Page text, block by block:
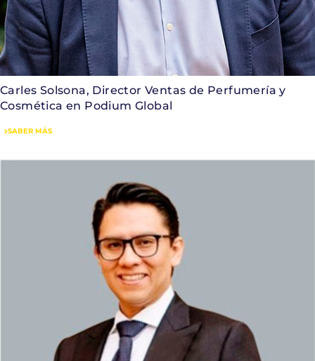
Carles Solsona, Director Ventas de Perfumería y
Cosmética en Podium Global
SABER MÁS